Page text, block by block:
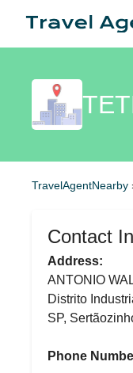
TravelAgentNearby
Contact
Address:
ANTONIO
Distrito
SP,
Phone